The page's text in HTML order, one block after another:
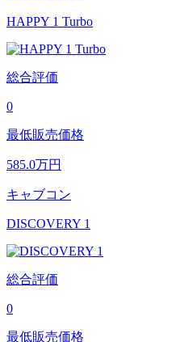
HAPPY 1 Turbo
総合評価
0
最低販売価格
585.0万円
キャブコン
DISCOVERY 1
総合評価
0
最低販売価格